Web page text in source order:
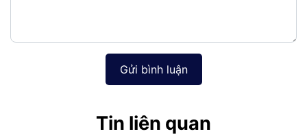
Gửi bình luận
Tin liên quan